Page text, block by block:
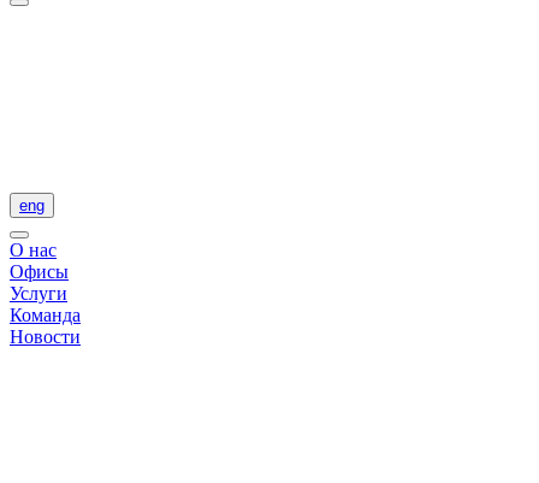
eng
О нас
Офисы
Услуги
Команда
Новости